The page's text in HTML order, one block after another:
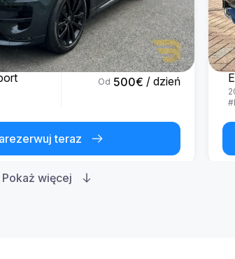
Od 500€ / dzień
teraz
#
Pokaż więcej